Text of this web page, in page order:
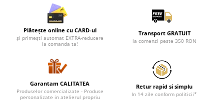
Lenjerii de pat pentru copii
Cadouri Cuplu
Fashion
Pijamale de CRACIUN
Pijamale de dama
Pijamale de barbati
Halate si capoate
Pijamale
Plătește online cu CARD-ul
și primești automat EXTRA-reducere
la comanda ta!
Transport GRATUIT
la comenzi peste 350 RON
Garantam CALITATEA
Produselor comercializate - Produse
personalizate in atelierul propriu
Retur rapid si simplu
In 14 zile conform politicii*